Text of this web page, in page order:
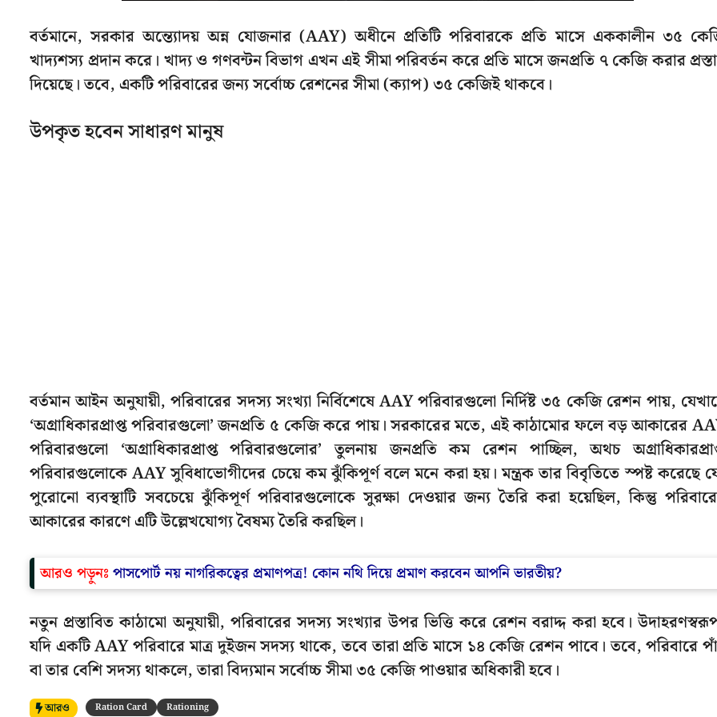
বর্তমানে, সরকার অন্ত্যোদয় অন্ন যোজনার (AAY) অধীনে প্রতিটি পরিবারকে প্রতি মাসে এককালীন ৩৫
খাদ্যশস্য প্রদান করে। খাদ্য ও গণবন্টন বিভাগ এখন এই সীমা পরিবর্তন করে প্রতি মাসে জনপ্রতি ৭ কেজি করার
দিয়েছে। তবে, একটি পরিবারের জন্য সর্বোচ্চ রেশনের সীমা (ক্যাপ) ৩৫ কেজিই থাকবে।
উপকৃত হবেন সাধারণ মানুষ
বর্তমান আইন অনুযায়ী, পরিবারের সদস্য সংখ্যা নির্বিশেষে AAY পরিবারগুলো নির্দিষ্ট ৩৫ কেজি রেশন পায়,
‘অগ্রাধিকারপ্রাপ্ত পরিবারগুলো’ জনপ্রতি ৫ কেজি করে পায়। সরকারের মতে, এই কাঠামোর ফলে বড় আকারের
পরিবারগুলো ‘অগ্রাধিকারপ্রাপ্ত পরিবারগুলোর’ তুলনায় জনপ্রতি কম রেশন পাচ্ছিল, অথচ
পরিবারগুলোকে AAY সুবিধাভোগীদের চেয়ে কম ঝুঁকিপূর্ণ বলে মনে করা হয়। মন্ত্রক তার বিবৃতিতে স্পষ্ট করেছে
পুরোনো ব্যবস্থাটি সবচেয়ে ঝুঁকিপূর্ণ পরিবারগুলোকে সুরক্ষা দেওয়ার জন্য তৈরি করা হয়েছিল, কিন্তু
আকারের কারণে এটি উল্লেখযোগ্য বৈষম্য তৈরি করছিল।
আরও পড়ুনঃপাসপোর্ট নয় নাগরিকত্বের প্রমাণপত্র! কোন নথি দিয়ে প্রমাণ করবেন আপনি ভারতীয়?
নতুন প্রস্তাবিত কাঠামো অনুযায়ী, পরিবারের সদস্য সংখ্যার উপর ভিত্তি করে রেশন বরাদ্দ করা হবে।
যদি একটি AAY পরিবারে মাত্র দুইজন সদস্য থাকে, তবে তারা প্রতি মাসে ১৪ কেজি রেশন পাবে। তবে, পরিবারে
বা তার বেশি সদস্য থাকলে, তারা বিদ্যমান সর্বোচ্চ সীমা ৩৫ কেজি পাওয়ার অধিকারী হবে।
আরও Ration Card Rationing